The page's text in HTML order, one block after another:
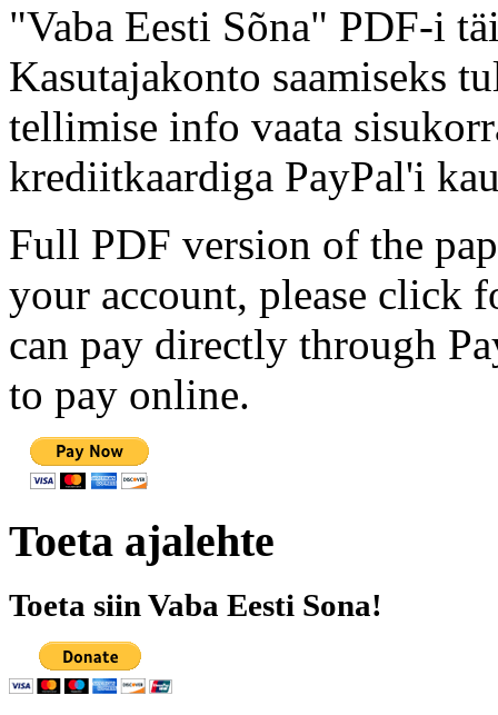
"Vaba Eesti Sõna" PDF-i
Kasutajakonto saamiseks
tellimise info vaata
krediitkaardiga PayPal'i
Full PDF version of the
your account, please click
can pay directly through
to pay online.
Toeta ajalehte
Toeta siin Vaba Eesti Sona!